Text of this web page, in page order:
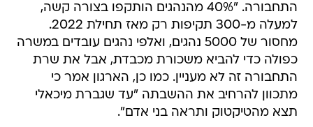
התחבורה. "40% מהנהגים הותקפו בצורה קשה,
למעלה מ-300 תקיפות רק מאז תחילת 2022.
מחסור של 5000 נהגים, ואלפי נהגים עובדים במשרה
כפולה כדי להביא משכורת מכבדת, אבל את שרת
התחבורה זה לא מעניין. כמו כן, הארגון אמר כי
מתכוון להרחיב את ההשבתה "עד שגברת מיכאלי
תצא מהטיקטוק ותראה בני אדם".